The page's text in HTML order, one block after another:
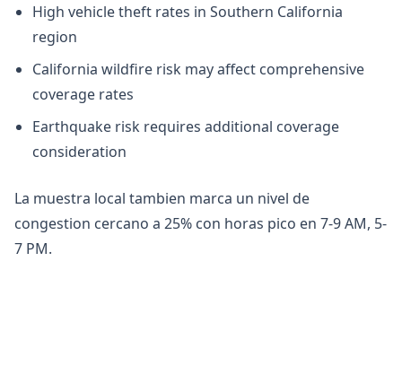
High vehicle theft rates in Southern California
region
California wildfire risk may affect comprehensive
coverage rates
Earthquake risk requires additional coverage
consideration
La muestra local tambien marca un nivel de
congestion cercano a 25% con horas pico en 7-9 AM, 5-
7 PM.